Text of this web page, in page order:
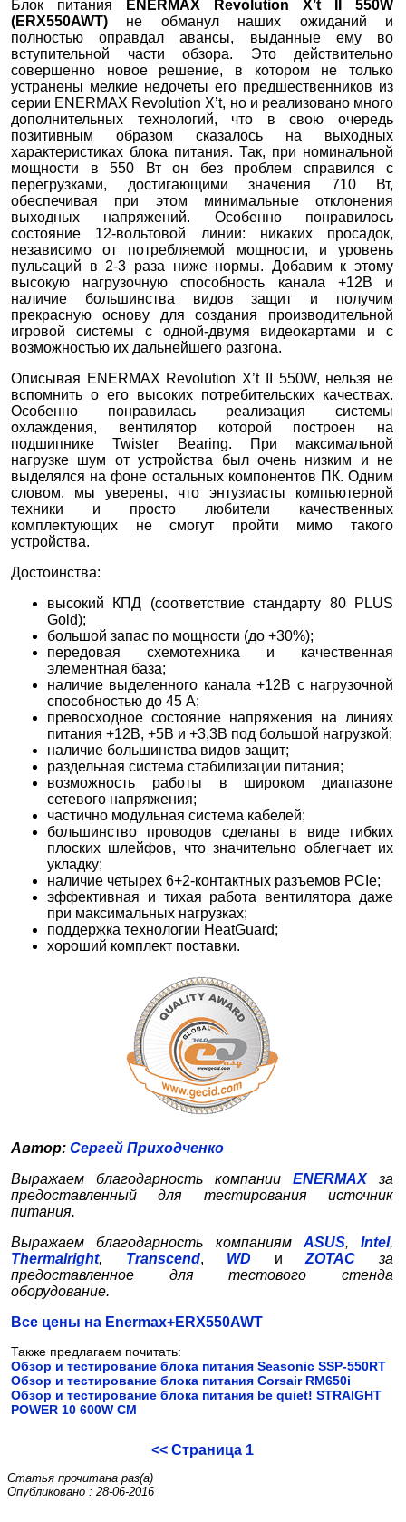
Блок питания ENERMAX Revolution X’t II 550W
(ERX550AWT) не обманул наших ожиданий и
полностью оправдал авансы, выданные ему во
вступительной части обзора. Это действительно
совершенно новое решение, в котором не только
устранены мелкие недочеты его предшественников из
серии ENERMAX Revolution X’t, но и реализовано много
дополнительных технологий, что в свою очередь
позитивным образом сказалось на выходных
характеристиках блока питания. Так, при номинальной
мощности в 550 Вт он без проблем справился с
перегрузками, достигающими значения 710 Вт,
обеспечивая при этом минимальные отклонения
выходных напряжений. Особенно понравилось
состояние 12-вольтовой линии: никаких просадок,
независимо от потребляемой мощности, и уровень
пульсаций в 2-3 раза ниже нормы. Добавим к этому
высокую нагрузочную способность канала +12В и
наличие большинства видов защит и получим
прекрасную основу для создания производительной
игровой системы с одной-двумя видеокартами и с
возможностью их дальнейшего разгона.
Описывая ENERMAX Revolution X’t II 550W, нельзя не
вспомнить о его высоких потребительских качествах.
Особенно понравилась реализация системы
охлаждения, вентилятор которой построен на
подшипнике Twister Bearing. При максимальной
нагрузке шум от устройства был очень низким и не
выделялся на фоне остальных компонентов ПК. Одним
словом, мы уверены, что энтузиасты компьютерной
техники и просто любители качественных
комплектующих не смогут пройти мимо такого
устройства.
Достоинства:
высокий КПД (соответствие стандарту 80 PLUS
Gold);
большой запас по мощности (до +30%);
передовая схемотехника и качественная
элементная база;
наличие выделенного канала +12В с нагрузочной
способностью до 45 А;
превосходное состояние напряжения на линиях
питания +12В, +5В и +3,3В под большой нагрузкой;
наличие большинства видов защит;
раздельная система стабилизации питания;
возможность работы в широком диапазоне
сетевого напряжения;
частично модульная система кабелей;
большинство проводов сделаны в виде гибких
плоских шлейфов, что значительно облегчает их
укладку;
наличие четырех 6+2-контактных разъемов PCIe;
эффективная и тихая работа вентилятора даже
при максимальных нагрузках;
поддержка технологии HeatGuard;
хороший комплект поставки.
Автор: Сергей Приходченко
Выражаем благодарность компанииENERMAX
за
предоставленный для тестирования источник
питания.
Выражаем благодарность компаниям ASUS,Intel,
Thermalright, Transcend, WD иZOTAC за
предоставленное для тестового стенда
оборудование.
Все цены на Enermax+ERX550AWT
Также предлагаем почитать:
Обзор и тестирование блока питания Seasonic SSP-550RT
Обзор и тестирование блока питания Corsair RM650i
Обзор и тестирование блока питания be quiet! STRAIGHT
POWER 10 600W CM
<< Страница 1
Статья прочитана раз(а)
Опубликовано : 28-06-2016